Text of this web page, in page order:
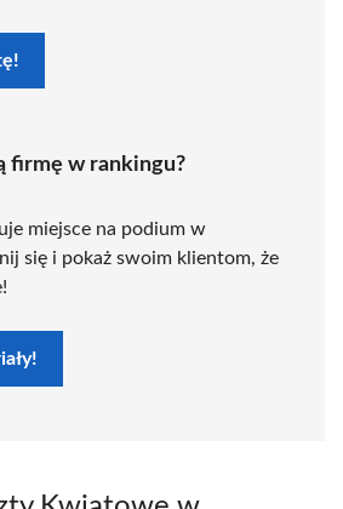
firmę w rankingu?
miejsce na podium w
się i pokaż swoim klientom, że